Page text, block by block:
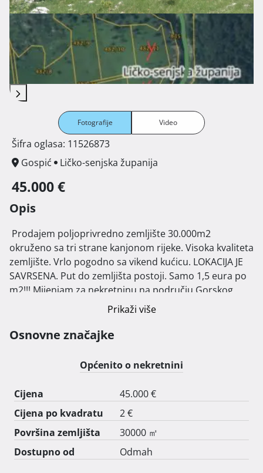
Fotografije Video
Šifra oglasa: 11526873
Gospić
Ličko-senjska županija
45.000 €
Opis
okruženo sa tri strane kanjonom rijeke. Visoka kvaliteta
zemljište. Vrlo pogodno sa vikend kućicu. LOKACIJA JE
SAVRSENA. Put do zemljišta postoji. Samo 1,5 eura po
m2!!! Mijenjam za nekretninu na području Gorskog
Prikaži više
Osnovne značajke
Općenito o nekretnini
Cijena
45.000 €
Cijena po kvadratu
2 €
Površina zemljišta
30000 ㎡
Dostupno od
Odmah